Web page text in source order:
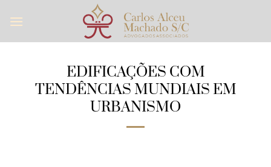
EDIFICAÇÕES COM
TENDÊNCIAS MUNDIAIS EM
URBANISMO